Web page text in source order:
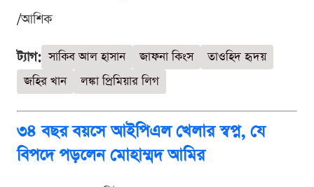
/আশিক
ট্যাগ: সাকিব আল হাসান জাফনা কিংস
তাওহিদ হৃদয়
জহির খান
লঙ্কা প্রিমিয়ার লিগ
৩৪ বছর বয়সে আইপিএল খেলার স্বপ্ন, যে
বিপদে পড়লেন মোহাম্মদ আমির